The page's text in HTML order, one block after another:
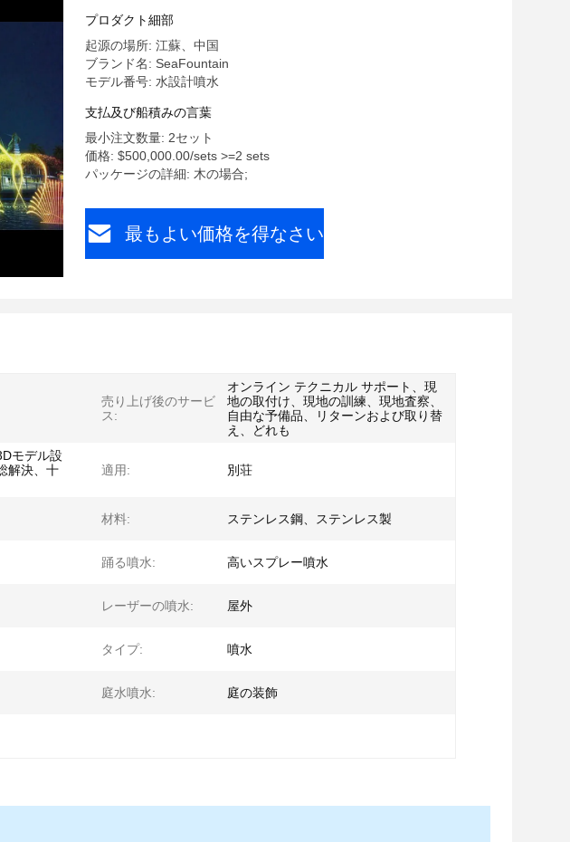
プロダクト細部
起源の場所: 江蘇、中国
ブランド名: SeaFountain
モデル番号: 水設計噴水
支払及び船積みの言葉
最小注文数量: 2セット
価格: $500,000.00/sets >=2 sets
パッケージの詳細: 木の場合;
最もよい価格を得なさい
売り上げ後のサービ
ス:
オンライン テクニカル サポート、現
地の取付け、現地の訓練、現地査察、
自由な予備品、リターンおよび取り替
え、どれも
モデル設
解決、十
適用: 別荘
材料: ステンレス鋼、ステンレス製
踊る噴水: 高いスプレー噴水
レーザーの噴水: 屋外
タイプ: 噴水
庭水噴水: 庭の装飾